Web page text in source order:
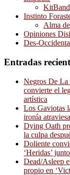
KitBand
Instinto
Alma
Opiniones
Des-
Entradas
Negros De La
convierte el
artística
Los Gaviotas
ironía
Dying Oath
la culpa
Doliente
‘Heridas’
Dead/Asleep
propio en